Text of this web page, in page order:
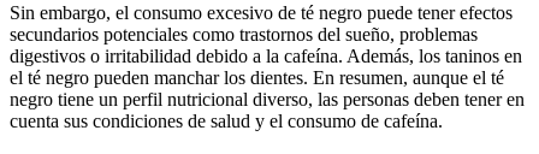
Sin embargo, el consumo excesivo de té negro puede tener efectos
secundarios potenciales como trastornos del sueño, problemas
digestivos o irritabilidad debido a la cafeína. Además, los taninos en
el té negro pueden manchar los dientes. En resumen, aunque el té
negro tiene un perfil nutricional diverso, las personas deben tener en
cuenta sus condiciones de salud y el consumo de cafeína.